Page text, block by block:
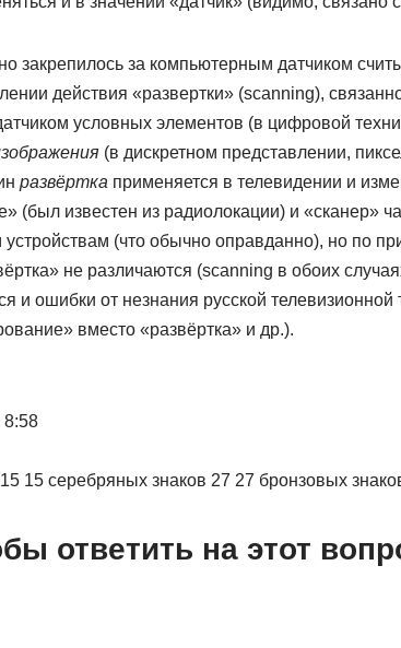
закрепилось за компьютерным датчиком
действия «развертки» (scanning),
условных элементов (в цифровой
(в дискретном представлении,
развёртка применяется в телевидении и
(был известен из радиолокации) и «сканер»
(что обычно оправданно), но по
не различаются (scanning в обоих
и ошибки от незнания русской
вместо «развёртка» и др.).
8:58
15 серебряных знаков 27 27 бронзовых
ответить на этот